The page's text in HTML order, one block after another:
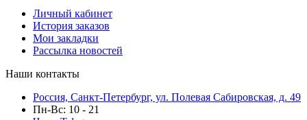
Личный кабинет
История заказов
Мои закладки
Рассылка новостей
Наши контакты
Россия, Санкт-Петербург, ул. Полевая Сабировская, д. 49
Пн-Вс: 10 - 21